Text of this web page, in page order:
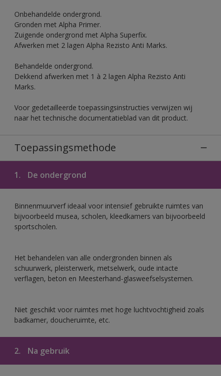
Onbehandelde ondergrond.
Gronden met Alpha Primer.
Zuigende ondergrond met Alpha Superfix.
Afwerken met 2 lagen Alpha Rezisto Anti Marks.
Behandelde ondergrond.
Dekkend afwerken met 1 à 2 lagen Alpha Rezisto Anti
Marks.
Voor gedetailleerde toepassingsinstructies verwijzen wij
naar het technische documentatieblad van dit product.
Toepassingsmethode
1. De ondergrond
Binnenmuurverf ideaal voor intensief gebruikte ruimtes van
bijvoorbeeld musea, scholen, kleedkamers van bijvoorbeeld
sportscholen.
Het behandelen van alle ondergronden binnen als
schuurwerk, pleisterwerk, metselwerk, oude intacte
verflagen, beton en Meesterhand-glasweefselsystemen.
Niet geschikt voor ruimtes met hoge luchtvochtigheid zoals
badkamer, doucheruimte, etc.
2. Na gebruik